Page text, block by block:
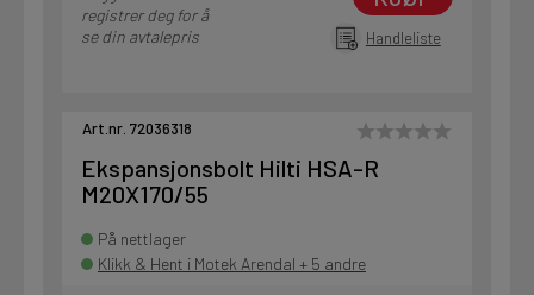
registrer deg for å
se din avtalepris
Handleliste
Art.nr. 72036318
Ekspansjonsbolt Hilti HSA-R
M20X170/55
På nettlager
Klikk & Hent i Motek Arendal + 5 andre